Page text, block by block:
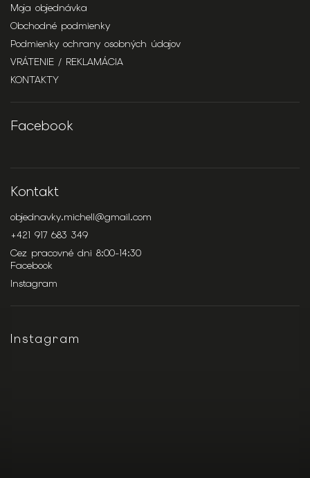
Moja objednávka
Obchodné podmienky
Podmienky ochrany osobných údajov
VRÁTENIE / REKLAMÁCIA
KONTAKTY
Facebook
Kontakt
objednavky.michell@gmail.com
+421 917 683 349
Cez pracovné dni 8:00-14:30
Facebook
Instagram
Instagram